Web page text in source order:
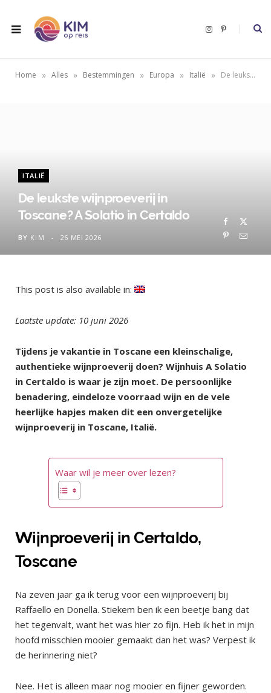
I
r
P
e
Home » Alles » Bestemmingen » Europa » Italië » De leukste wijnproeverij in Toscane? A Solatio in Certaldo
ITALIË
De leukste wijnproeverij in
Toscane? A Solatio in Certaldo
BY KIM 26 MEI 2026
This post is also available in:
Laatste update: 10 juni 2026
Tijdens je vakantie in Toscane een kleinschalige,
authentieke wijnproeverij doen? Wijnhuis A Solatio
in Certaldo is waar je zijn moet. De persoonlijke
benadering, eindeloze voorraad wijn en de vele
heerlijke hapjes maken dit een onvergetelijke
wijnproeverij in Toscane, Italië.
Waar wil je meer over lezen?
Wijnproeverij in Certaldo,
Toscane
Na zeven jaar ga ik terug voor een wijnproeverij bij
Raffaello en Donella. Stiekem ben ik een beetje bang dat
het tegenvalt, want het was hier zo fijn. Heb ik het in mijn
hoofd misschien mooier gemaakt dan het was? Verpest ik
de herinnering niet?
Nee. Het is alleen maar nog mooier en fijner geworden.